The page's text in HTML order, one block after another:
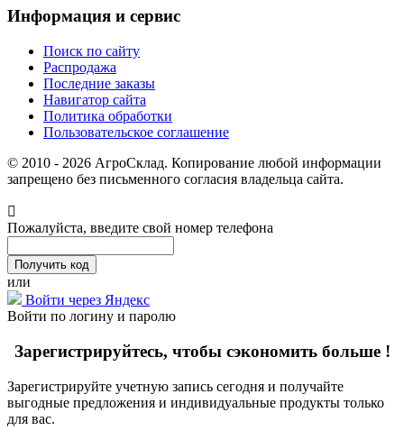
Информация и сервис
Поиск по сайту
Распродажа
Последние заказы
Навигатор сайта
Политика обработки
Пользовательское соглашение
© 2010 - 2026 АгроСклад. Копирование любой информации
запрещено без письменного согласия владельца сайта.
Пожалуйста, введите свой номер телефона
или
Войти через Яндекс
Войти по логину и паролю
Зарегистрируйтесь, чтобы сэкономить больше !
Зарегистрируйте учетную запись сегодня и получайте
выгодные предложения и индивидуальные продукты только
для вас.